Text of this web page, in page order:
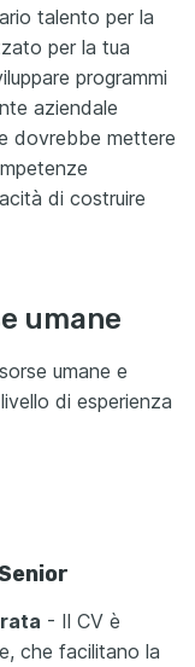
talento per la
per la tua
programmi
aziendale
dovrebbe mettere
di costruire
umane
umane e
di esperienza
- Il CV è
che facilitano la